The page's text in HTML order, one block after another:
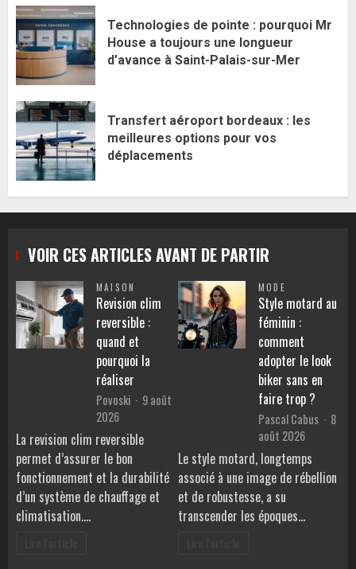
Technologies de pointe : pourquoi Mr
House a toujours une longueur
d’avance à Saint-Palais-sur-Mer
Transfert aéroport bordeaux : les
meilleures options pour vos
déplacements
VOIR CES ARTICLES AVANT DE PARTIR
MAISON
Revision clim
reversible :
quand et
pourquoi la
réaliser
Povoski
9 août
2026
La revision clim reversible
permet d’assurer le bon
fonctionnement et la durabilité
d’un système de chauffage et
climatisation.…
MODE
Style motard au
féminin :
comment
adopter le look
biker sans en
faire trop ?
Pascal Cabus
8
août 2026
Le style motard, longtemps
associé à une image de rébellion
et de robustesse, a su
transcender les époques…